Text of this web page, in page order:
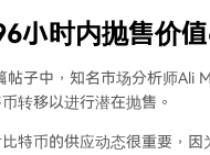
小时内抛售价
帖子中，知名市场分析师Ali
转移以进行潜在抛售。
特币的供应动态很重要，